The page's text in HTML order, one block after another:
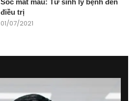
Sốc mất máu: Từ sinh lý bệnh đến
điều trị
01/07/2021